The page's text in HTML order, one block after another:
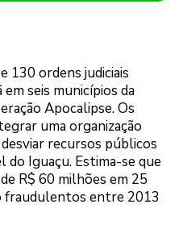
130 ordens judiciais
seis municípios da
Apocalipse. Os
uma organização
recursos públicos
do Iguaçu. Estima-se que
R$ 60 milhões em 25
fraudulentos entre 2013